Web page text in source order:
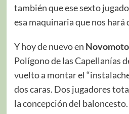
también que ese sexto
esa maquinaria que nos hará
Y hoy de nuevo en
Polígono de las Capellanías
vuelto a montar el
dos caras. Dos jugadores
la concepción del baloncesto.